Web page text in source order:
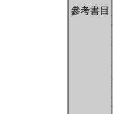
參考書目